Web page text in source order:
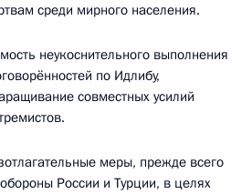
среди мирного населения.
неукоснительного выполнения
по Идлибу,
совместных усилий
меры, прежде всего
России и Турции, в целях